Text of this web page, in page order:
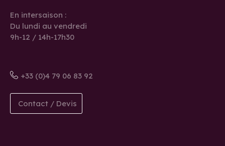
En intersaison :
Du lundi au vendredi
9h-12 / 14h-17h30
+33 (0)4 79 06 83 92
Contact / Devis